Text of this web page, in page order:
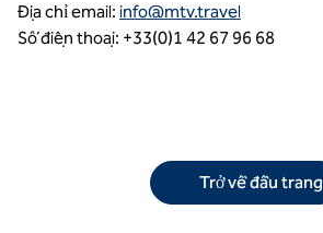
Địa chỉ email: info@mtv.travel
Số điện thoại: +33(0)1 42 67 96 68
Trở về đầu trang